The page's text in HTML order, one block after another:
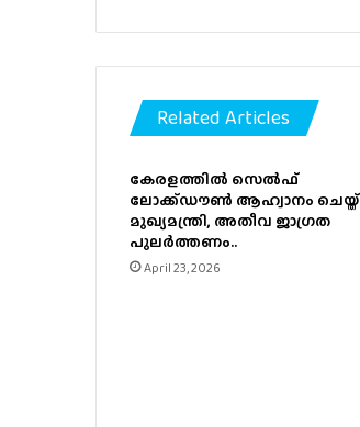
Related Articles
കേരളത്തിൽ സെൽഫ്
ലോക്ക്ഡൗൺ ആഹ്വാനം ചെയ്ത്
മുഖ്യമന്ത്രി, അതീവ ജാഗ്രത
പുലർത്തണം..
April 23, 2026